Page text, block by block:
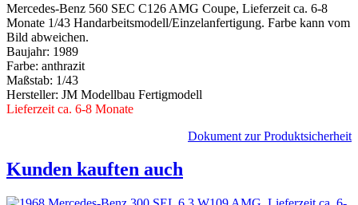
Mercedes-Benz 560 SEC C126 AMG Coupe, Lieferzeit ca. 6-8
Monate 1/43 Handarbeitsmodell/Einzelanfertigung. Farbe kann vom
Bild abweichen.
Baujahr: 1989
Farbe: anthrazit
Maßstab: 1/43
Hersteller: JM Modellbau Fertigmodell
Lieferzeit ca. 6-8 Monate
Dokument zur Produktsicherheit
Kunden kauften auch